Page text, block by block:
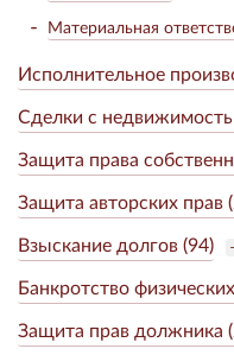
Материальная
Исполнительное
Сделки с
Защита права
Защита авторских прав
Взыскание долгов (94)
Банкротство
Защита прав должника